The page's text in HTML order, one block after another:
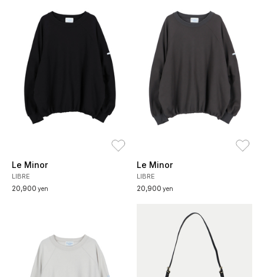
Le Minor
LIBRE
20,900 yen
Le Minor
LIBRE
20,900 yen